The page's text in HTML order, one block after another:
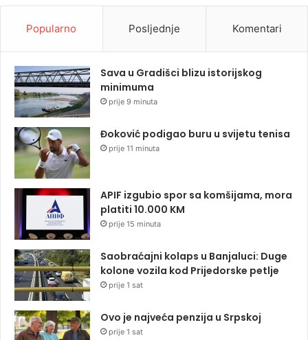
Popularno Posljednje Komentari
Sava u Gradišci blizu istorijskog
minimuma
prije 9 minuta
Đoković podigao buru u svijetu tenisa
prije 11 minuta
APIF izgubio spor sa komšijama, mora
platiti 10.000 KM
prije 15 minuta
Saobraćajni kolaps u Banjaluci: Duge
kolone vozila kod Prijedorske petlje
prije 1 sat
Ovo je najveća penzija u Srpskoj
prije 1 sat